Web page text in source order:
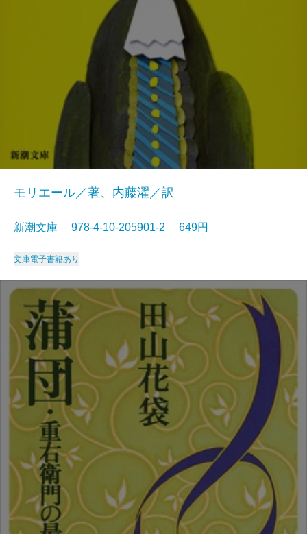
モリエール／著、内藤濯／訳
新潮文庫 978-4-10-205901-2 649円
文庫電子書籍あり